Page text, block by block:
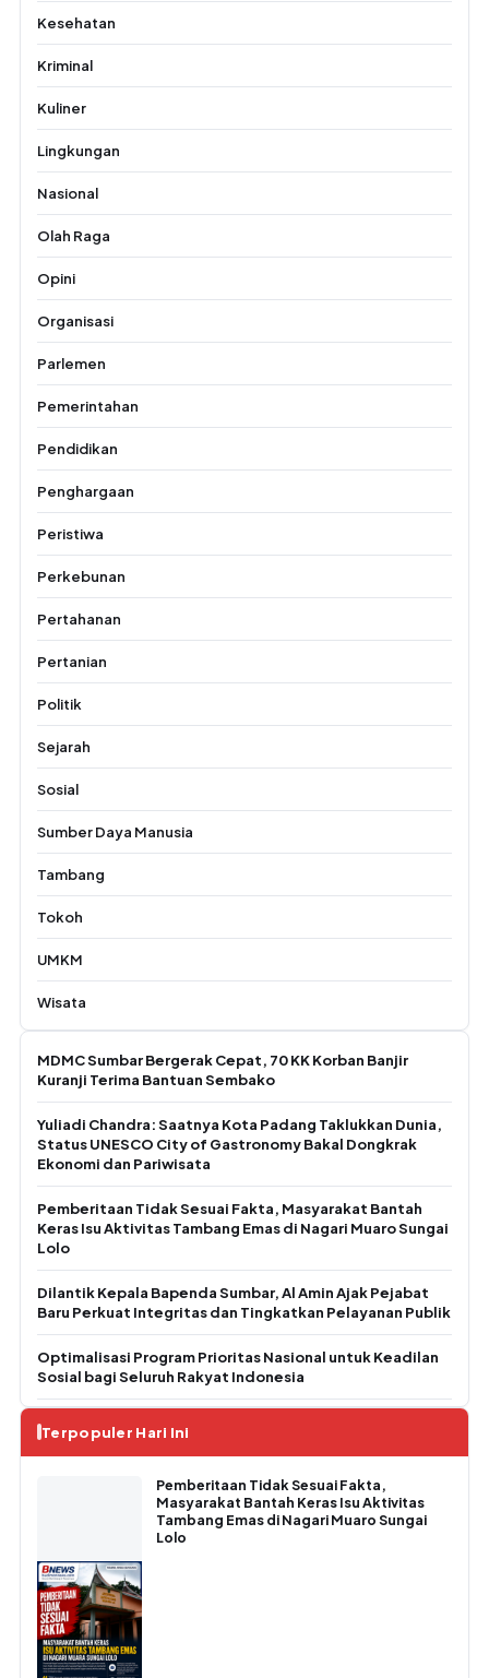
Kesehatan
Kriminal
Kuliner
Lingkungan
Nasional
Olah Raga
Opini
Organisasi
Parlemen
Pemerintahan
Pendidikan
Penghargaan
Peristiwa
Perkebunan
Pertahanan
Pertanian
Politik
Sejarah
Sosial
Sumber Daya Manusia
Tambang
Tokoh
UMKM
Wisata
MDMC Sumbar Bergerak Cepat, 70 KK Korban Banjir
Kuranji Terima Bantuan Sembako
Yuliadi Chandra: Saatnya Kota Padang Taklukkan Dunia,
Status UNESCO City of Gastronomy Bakal Dongkrak
Ekonomi dan Pariwisata
Pemberitaan Tidak Sesuai Fakta, Masyarakat Bantah
Keras Isu Aktivitas Tambang Emas di Nagari Muaro Sungai
Lolo
Dilantik Kepala Bapenda Sumbar, Al Amin Ajak Pejabat
Baru Perkuat Integritas dan Tingkatkan Pelayanan Publik
Optimalisasi Program Prioritas Nasional untuk Keadilan
Sosial bagi Seluruh Rakyat Indonesia
Terpopuler Hari Ini
Pemberitaan Tidak Sesuai Fakta,
Masyarakat Bantah Keras Isu Aktivitas
Tambang Emas di Nagari Muaro Sungai
Lolo